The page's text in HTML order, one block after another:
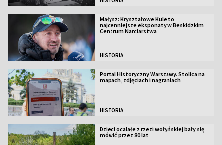
Małysz: Kryształowe Kule to
najcenniejsze eksponaty w Beskidzkim
Centrum Narciarstwa
HISTORIA
Portal Historyczny Warszawy. Stolica na
mapach, zdjęciach i nagraniach
HISTORIA
Dzieci ocalałe z rzezi wołyńskiej bały się
mówić przez 80 lat